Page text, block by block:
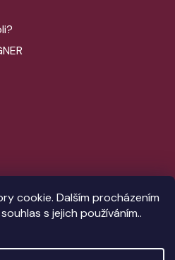
cookie. Dalším procházením
s jejich používáním..